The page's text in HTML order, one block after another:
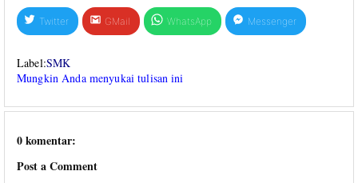
Twitter GMail WhatsApp Messenger
Label:SMK
Mungkin Anda menyukai tulisan ini
0 komentar:
Post a Comment